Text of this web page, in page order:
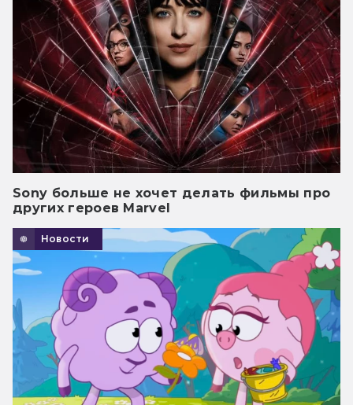
Sony больше не хочет делать фильмы про
других героев Marvel
Новости